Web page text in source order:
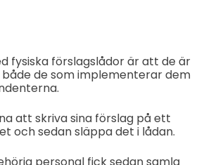
fysiska förslagslådor är att de är
de som implementerar dem
att skriva sina förslag på ett
och sedan släppa det i lådan.